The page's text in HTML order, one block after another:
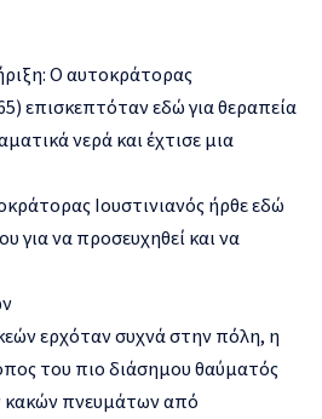
Ο αυτοκράτορας
επισκεπτόταν εδώ για θεραπεία
νερά και έχτισε μια
Ιουστινιανός ήρθε εδώ
για να προσευχηθεί και να
ερχόταν συχνά στην πόλη, η
του πιο διάσημου θαύματός
κακών πνευμάτων από